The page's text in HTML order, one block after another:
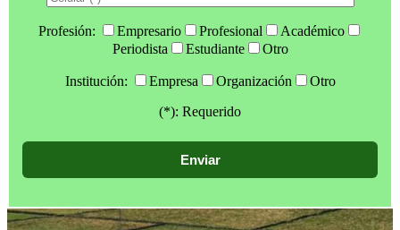
Profesión: Empresario Profesional
Académico
Periodista
Estudiante Otro
Institución: Empresa Organización
Otro
(*): Requerido